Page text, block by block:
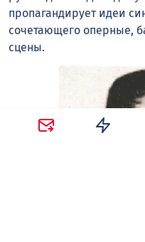
пропагандирует идеи
сочетающего оперные,
сцены.